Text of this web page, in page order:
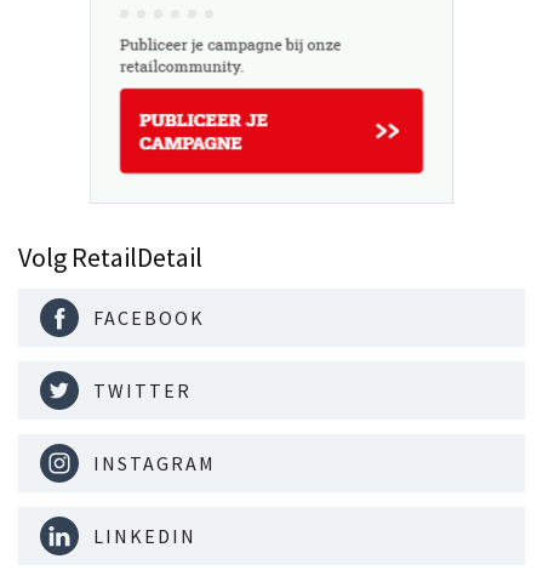
Volg RetailDetail
FACEBOOK
TWITTER
INSTAGRAM
LINKEDIN